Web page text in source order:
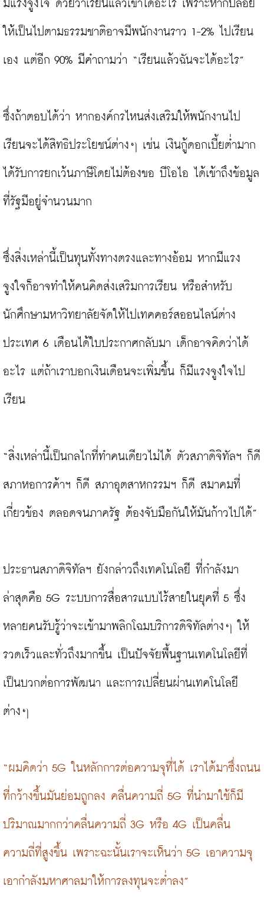
มีแรงจูงใจ ด้วยว่าเรียนแล้วเขาได้อะไร เพราะหากปล่อย
ให้เป็นไปตามธรรมชาติอาจมีพนักงานราว 1-2% ไปเรียน
เอง แต่อีก 90% มีคำถามว่า “เรียนแล้วฉันจะได้อะไร”
ซึ่งถ้าตอบได้ว่า หากองค์กรไหนส่งเสริมให้พนักงานไป
เรียนจะได้สิทธิประโยชน์ต่างๆ เช่น เงินกู้ดอกเบี้ยต่ำมาก
ได้รับการยกเว้นภาษีโดยไม่ต้องขอ บีโอไอ ได้เข้าถึงข้อมูล
ที่รัฐมีอยู่จำนวนมาก
ซึ่งสิ่งเหล่านี้เป็นทุนทั้งทางตรงและทางอ้อม หากมีแรง
จูงใจก็อาจทำให้คนคิดส่งเสริมการเรียน หรือสำหรับ
นักศึกษามหาวิทยาลัยจัดให้ไปเทคคอร์สออนไลน์ต่าง
ประเทศ 6 เดือนได้ใบประกาศกลับมา เด็กอาจคิดว่าได้
อะไร แต่ถ้าเราบอกเงินเดือนจะเพิ่มขึ้น ก็มีแรงจูงใจไป
เรียน
“สิ่งเหล่านี้เป็นกลไกที่ทำคนเดียวไม่ได้ ตัวสภาดิจิทัลฯ ก็ดี
สภาหอการค้าฯ ก็ดี สภาอุตสาหกรรมฯ ก็ดี สมาคมที่
เกี่ยวข้อง ตลอดจนภาครัฐ ต้องจับมือกันให้มันก้าวไปได้”
ประธานสภาดิจิทัลฯ ยังกล่าวถึงเทคโนโลยี ที่กำลังมา
ล่าสุดคือ 5G ระบบการสื่อสารแบบไร้สายในยุคที่ 5 ซึ่ง
หลายคนรับรู้ว่าจะเข้ามาพลิกโฉมบริการดิจิทัลต่างๆ ให้
รวดเร็วและทั่วถึงมากขึ้น เป็นปัจจัยพื้นฐานเทคโนโลยีที่
เป็นบวกต่อการพัฒนา และการเปลี่ยนผ่านเทคโนโลยี
ต่างๆ
“ผมคิดว่า 5G ในหลักการต่อความจุที่ได้ เราได้มาซึ่งถนน
ที่กว้างขึ้นมันย่อมถูกลง คลื่นความถี่ 5G ที่นำมาใช้ก็มี
ปริมาณมากกว่าคลื่นความถี่ 3G หรือ 4G เป็นคลื่น
ความถี่ที่สูงขึ้น เพราะฉะนั้นเราจะเห็นว่า 5G เอาความจุ
เอากำลังมหาศาลมาให้การลงทุนจะต่ำลง”